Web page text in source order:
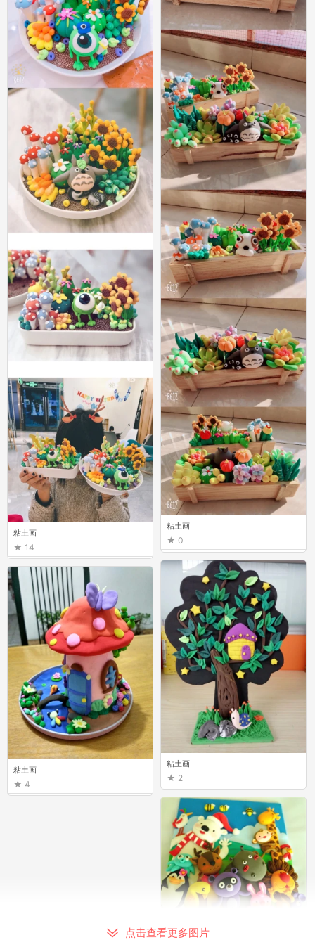
点击查看更多图片
粘土画
0
粘土画
2
粘土画
1
粘土画
4
粘土画
14